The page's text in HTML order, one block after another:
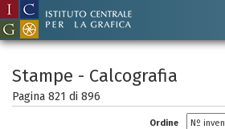
Stampe - Calcografia
Pagina 821 di 896
Ordine